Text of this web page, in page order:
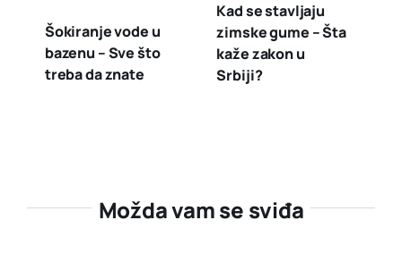
Šokiranje vode u
bazenu – Sve što
treba da znate
Kad se stavljaju
zimske gume – Šta
kaže zakon u
Srbiji?
Možda vam se sviđa